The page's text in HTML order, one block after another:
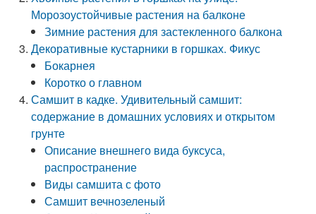
Морозоустойчивые растения на балконе
Зимние растения для застекленного балкона
Декоративные кустарники в горшках. Фикус
Бокарнея
Коротко о главном
Самшит в кадке. Удивительный самшит:
содержание в домашних условиях и открытом
грунте
Описание внешнего вида буксуса,
распространение
Виды самшита с фото
Самшит вечнозеленый